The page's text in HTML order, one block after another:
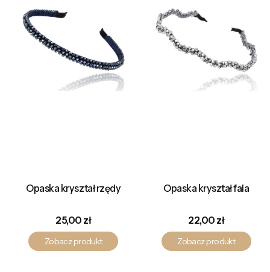
Opaska kryształ rzędy
Cena
25,00 zł
Zobacz produkt
Opaska kryształ fala
Cena
22,00 zł
Zobacz produkt